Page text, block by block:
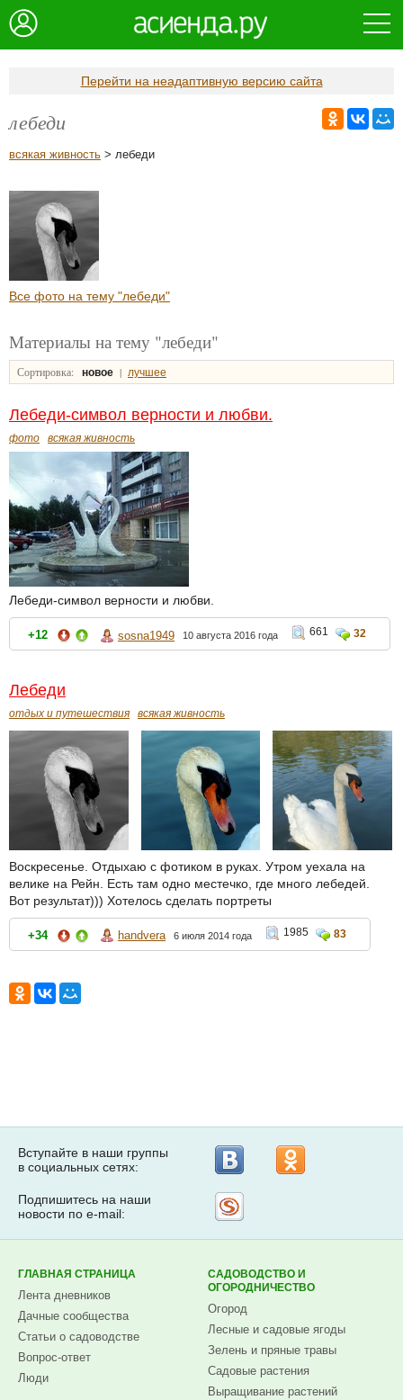
Перейти на неадаптивную версию сайта
лебеди
всякая живность > лебеди
Все фото на тему "лебеди"
Материалы на тему "лебеди"
Сортировка: новое | лучшее
Лебеди-символ верности и любви.
фото всякая живность
Лебеди-символ верности и любви.
+12 sosna1949 10 августа 2016 года 661 32
Лебеди
отдых и путешествия всякая живность
Воскресенье. Отдыхаю с фотиком в руках. Утром уехала на
велике на Рейн. Есть там одно местечко, где много лебедей.
Вот результат))) Хотелось сделать портреты
+34 handvera 6 июля 2014 года 1985 83
Вступайте в наши группы
в социальных сетях:
Подпишитесь на наши
новости по e-mail:
ГЛАВНАЯ СТРАНИЦА
Лента дневников
Дачные сообщества
Статьи о садоводстве
Вопрос-ответ
Люди
САДОВОДСТВО И
ОГОРОДНИЧЕСТВО
Огород
Лесные и садовые ягоды
Зелень и пряные травы
Садовые растения
Выращивание растений